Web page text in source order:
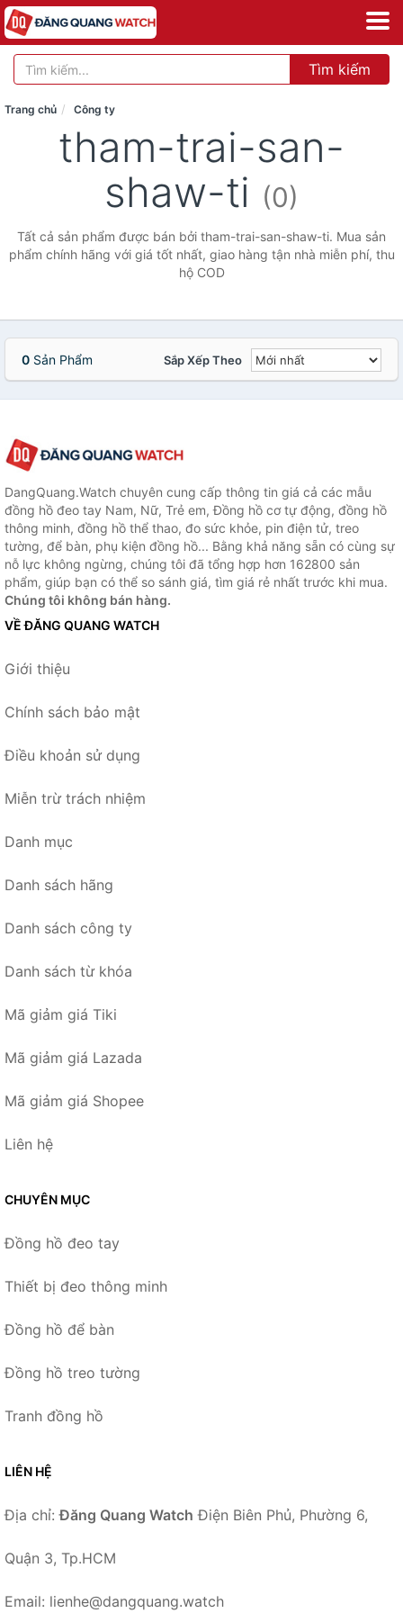
Tìm kiếm
Trang chủ Công ty
tham-trai-san-
shaw-ti (0)
Tất cả sản phẩm được bán bởi tham-trai-san-shaw-ti. Mua sản
phẩm chính hãng với giá tốt nhất, giao hàng tận nhà miễn phí, thu
hộ COD
0 Sản Phẩm Sắp Xếp Theo
DangQuang.Watch chuyên cung cấp thông tin giá cả các mẫu
đồng hồ đeo tay Nam, Nữ, Trẻ em, Đồng hồ cơ tự động, đồng hồ
thông minh, đồng hồ thể thao, đo sức khỏe, pin điện tử, treo
tường, để bàn, phụ kiện đồng hồ... Bằng khả năng sẵn có cùng sự
nỗ lực không ngừng, chúng tôi đã tổng hợp hơn 162800 sản
phẩm, giúp bạn có thể so sánh giá, tìm giá rẻ nhất trước khi mua.
Chúng tôi không bán hàng.
VỀ ĐĂNG QUANG WATCH
Giới thiệu
Chính sách bảo mật
Điều khoản sử dụng
Miễn trừ trách nhiệm
Danh mục
Danh sách hãng
Danh sách công ty
Danh sách từ khóa
Mã giảm giá Tiki
Mã giảm giá Lazada
Mã giảm giá Shopee
Liên hệ
CHUYÊN MỤC
Đồng hồ đeo tay
Thiết bị đeo thông minh
Đồng hồ để bàn
Đồng hồ treo tường
Tranh đồng hồ
LIÊN HỆ
Địa chỉ:Đăng Quang Watch Điện Biên Phủ, Phường 6,
Quận 3, Tp.HCM
Email: lienhe@dangquang.watch